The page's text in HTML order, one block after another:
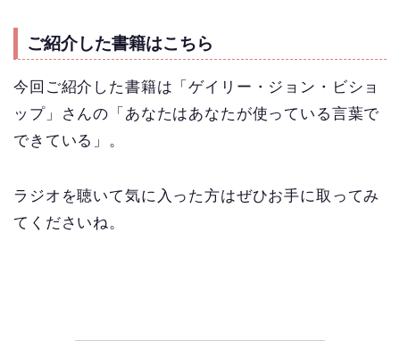
ご紹介した書籍はこちら
今回ご紹介した書籍は「ゲイリー・ジョン・ビショ
ップ」さんの「あなたはあなたが使っている言葉で
できている」。
ラジオを聴いて気に入った方はぜひお手に取ってみ
てくださいね。